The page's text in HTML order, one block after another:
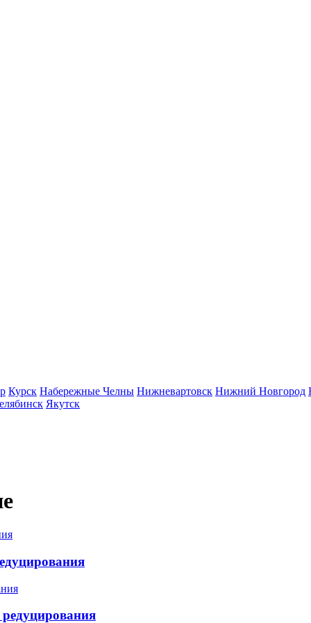
Курск Набережные Челны Нижневартовск Нижний Новгород
Якутск